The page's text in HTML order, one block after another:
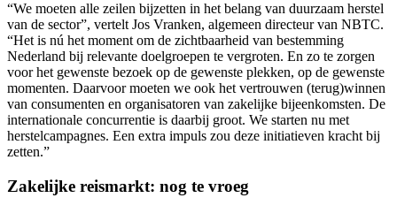
“We moeten alle zeilen bijzetten in het belang van duurzaam herstel
van de sector”, vertelt Jos Vranken, algemeen directeur van NBTC.
“Het is nú het moment om de zichtbaarheid van bestemming
Nederland bij relevante doelgroepen te vergroten. En zo te zorgen
voor het gewenste bezoek op de gewenste plekken, op de gewenste
momenten. Daarvoor moeten we ook het vertrouwen (terug)winnen
van consumenten en organisatoren van zakelijke bijeenkomsten. De
internationale concurrentie is daarbij groot. We starten nu met
herstelcampagnes. Een extra impuls zou deze initiatieven kracht bij
zetten.”
Zakelijke reismarkt: nog te vroeg